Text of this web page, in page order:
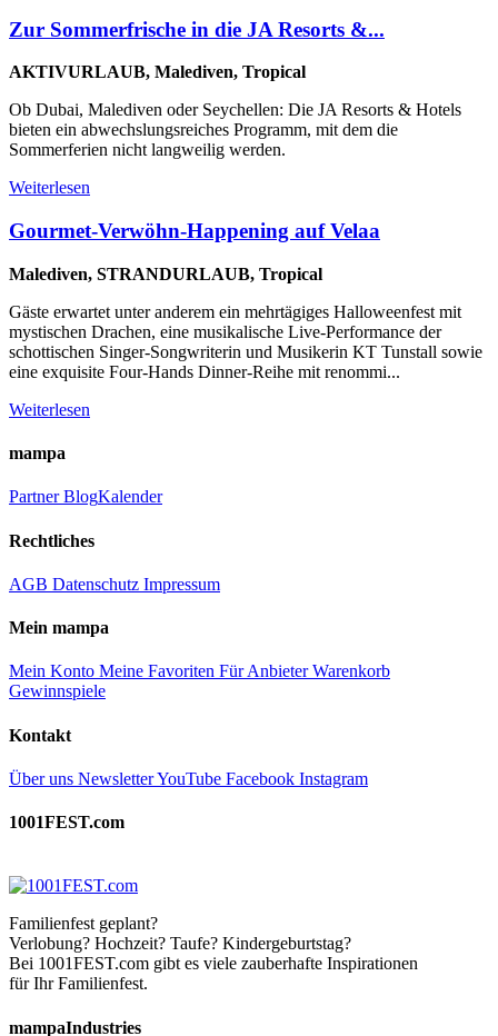
Zur Sommerfrische in die JA Resorts &...
AKTIVURLAUB, Malediven, Tropical
Ob Dubai, Malediven oder Seychellen: Die JA Resorts & Hotels
bieten ein abwechslungsreiches Programm, mit dem die
Sommerferien nicht langweilig werden.
Weiterlesen
Gourmet-Verwöhn-Happening auf Velaa
Malediven, STRANDURLAUB, Tropical
Gäste erwartet unter anderem ein mehrtägiges Halloweenfest mit
mystischen Drachen, eine musikalische Live-Performance der
schottischen Singer-Songwriterin und Musikerin KT Tunstall sowie
eine exquisite Four-Hands Dinner-Reihe mit renommi...
Weiterlesen
mampa
PartnerBlogKalender
Rechtliches
AGB Datenschutz Impressum
Mein mampa
Mein Konto Meine Favoriten Für AnbieterWarenkorb
Gewinnspiele
Kontakt
Über uns NewsletterYouTube Facebook Instagram
1001FEST.com
Familienfest geplant?
Verlobung? Hochzeit? Taufe? Kindergeburtstag?
Bei 1001FEST.com gibt es viele zauberhafte Inspirationen
für Ihr Familienfest.
mampaIndustries